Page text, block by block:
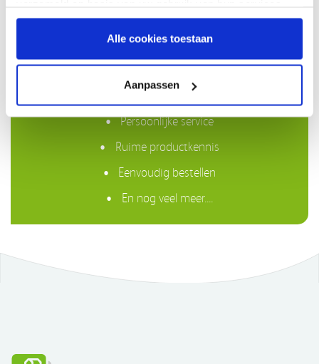
Alle cookies toestaan
Aanpassen
Waarom VIVISOL?
Gratis bezorging in Nederland boven €50,-
Compleet assortiment
Persoonlijke service
Ruime productkennis
Eenvoudig bestellen
En nog veel meer....